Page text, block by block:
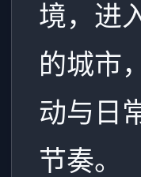
境，进
的城市
动与日
节奏。